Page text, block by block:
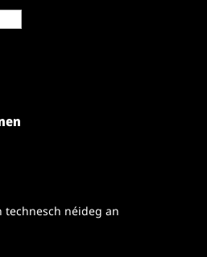
technesch néideg an